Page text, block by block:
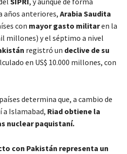
años anteriores, Arabia Saudita
con mayor gasto militaren la
millones) y el séptimo a nivel
registró un declive de su
en US$ 10.000 millones, con
determina que, a cambio de
a Islamabad, Riad obtiene la
nuclear paquistaní.
con Pakistán representa un